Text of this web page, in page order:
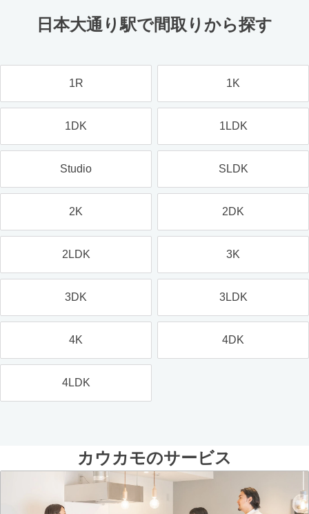
日本大通り駅で間取りから探す
1R 1K
1DK 1LDK
Studio SLDK
2K 2DK
2LDK 3K
3DK 3LDK
4K 4DK
4LDK
カウカモのサービス